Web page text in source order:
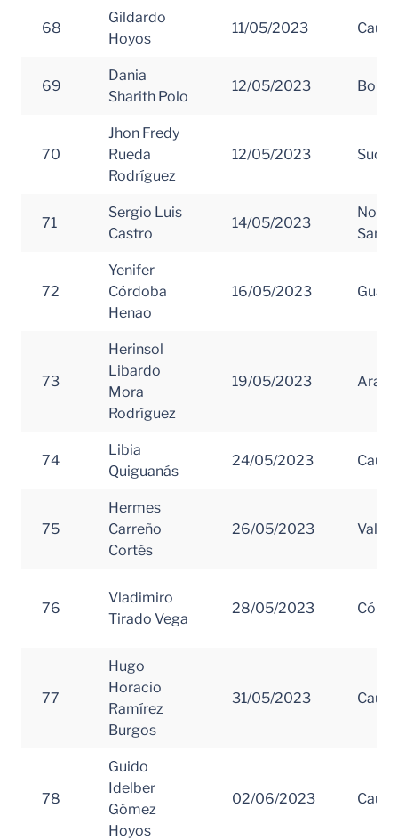
68
Gildardo
Hoyos
11/05/2023
69
Dania
Sharith Polo
12/05/2023
70
Jhon Fredy
Rueda
Rodríguez
12/05/2023 Sucre
71
Sergio Luis
Castro
14/05/2023
Norte
72
Yenifer
Córdoba
Henao
16/05/2023
73
Herinsol
Libardo
Mora
Rodríguez
19/05/2023
74
Libia
Quiguanás
24/05/2023
75
Hermes
Carreño
Cortés
26/05/2023 Valle
76
Vladimiro
Tirado Vega
28/05/2023
77
Hugo
Horacio
Ramírez
Burgos
31/05/2023
78
Guido
Idelber
Gómez
Hoyos
02/06/2023